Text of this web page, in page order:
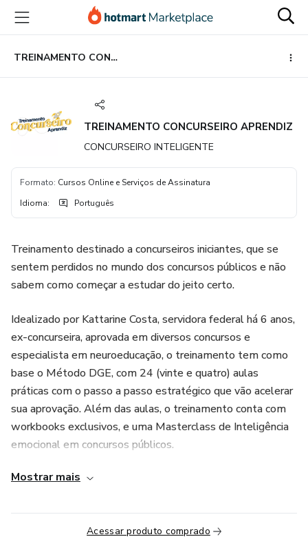
para
conteúdo
principal
para
pagamento
para
rodapé
TREINAMENTO CONCURSEIRO APRENDIZ
TREINAMENTO CONCURSEIRO APRENDIZ
CONCURSEIRO INTELIGENTE
Formato: Cursos Online e Serviços de Assinatura
Idioma: Português
Treinamento destinado a concurseiros iniciantes, que se
sentem perdidos no mundo dos concursos públicos e não
sabem como começar a estudar do jeito certo.
Idealizado por Kattarine Costa, servidora federal há 6 anos,
ex-concurseira, aprovada em diversos concursos e
especialista em neuroeducação, o treinamento tem como
base o Método DGE, com 24 (vinte e quatro) aulas
práticas com o passo a passo estratégico que vão acelerar
sua aprovação. Além das aulas, o treinamento conta com
workbooks exclusivos, e uma Masterclass de Inteligência
emocional em concursos públicos.
Desenvolva sua mentalidade de astronauta e aproveite
Mostrar mais
Acessar produto comprado